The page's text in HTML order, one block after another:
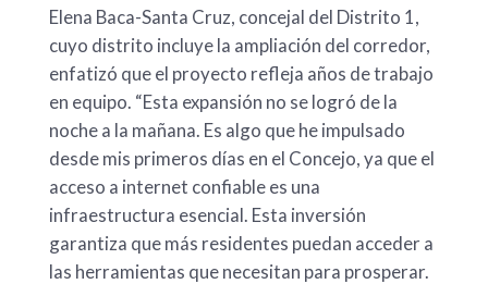
Elena Baca-Santa Cruz, concejal del Distrito 1,
cuyo distrito incluye la ampliación del corredor,
enfatizó que el proyecto refleja años de trabajo
en equipo. “Esta expansión no se logró de la
noche a la mañana. Es algo que he impulsado
desde mis primeros días en el Concejo, ya que el
acceso a internet confiable es una
infraestructura esencial. Esta inversión
garantiza que más residentes puedan acceder a
las herramientas que necesitan para prosperar.